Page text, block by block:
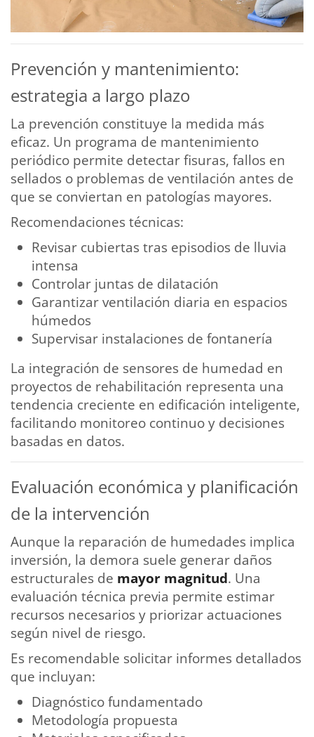
Prevención y mantenimiento:
estrategia a largo plazo
La prevención constituye la medida más
eficaz. Un programa de mantenimiento
periódico permite detectar fisuras, fallos en
sellados o problemas de ventilación antes de
que se conviertan en patologías mayores.
Recomendaciones técnicas:
Revisar cubiertas tras episodios de lluvia
intensa
Controlar juntas de dilatación
Garantizar ventilación diaria en espacios
húmedos
Supervisar instalaciones de fontanería
La integración de sensores de humedad en
proyectos de rehabilitación representa una
tendencia creciente en edificación inteligente,
facilitando monitoreo continuo y decisiones
basadas en datos.
Evaluación económica y planificación
de la intervención
Aunque la reparación de humedades implica
inversión, la demora suele generar daños
estructurales de mayor magnitud. Una
evaluación técnica previa permite estimar
recursos necesarios y priorizar actuaciones
según nivel de riesgo.
Es recomendable solicitar informes detallados
que incluyan:
Diagnóstico fundamentado
Metodología propuesta